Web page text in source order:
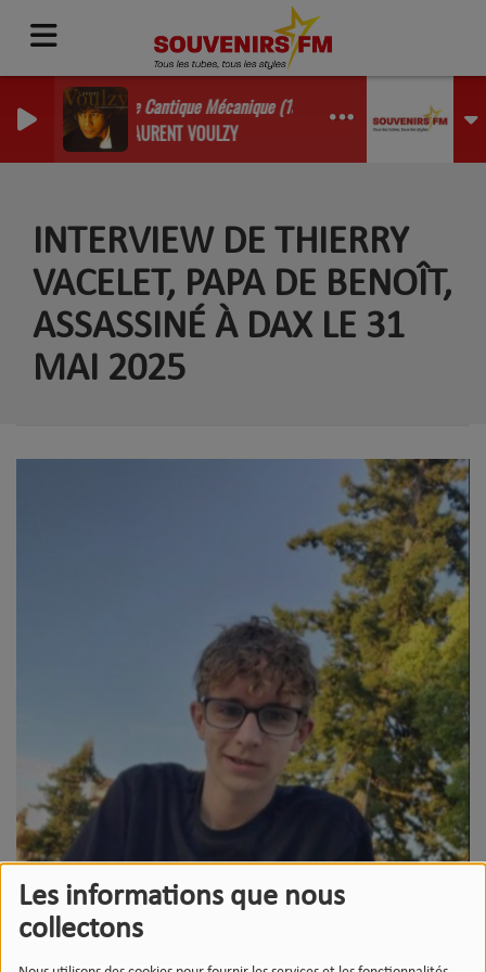
Les informations que nous
collectons
Le Cantique Mécanique (1992)
LAURENT VOULZY
INTERVIEW DE THIERRY
VACELET, PAPA DE BENOÎT,
ASSASSINÉ À DAX LE 31
MAI 2025